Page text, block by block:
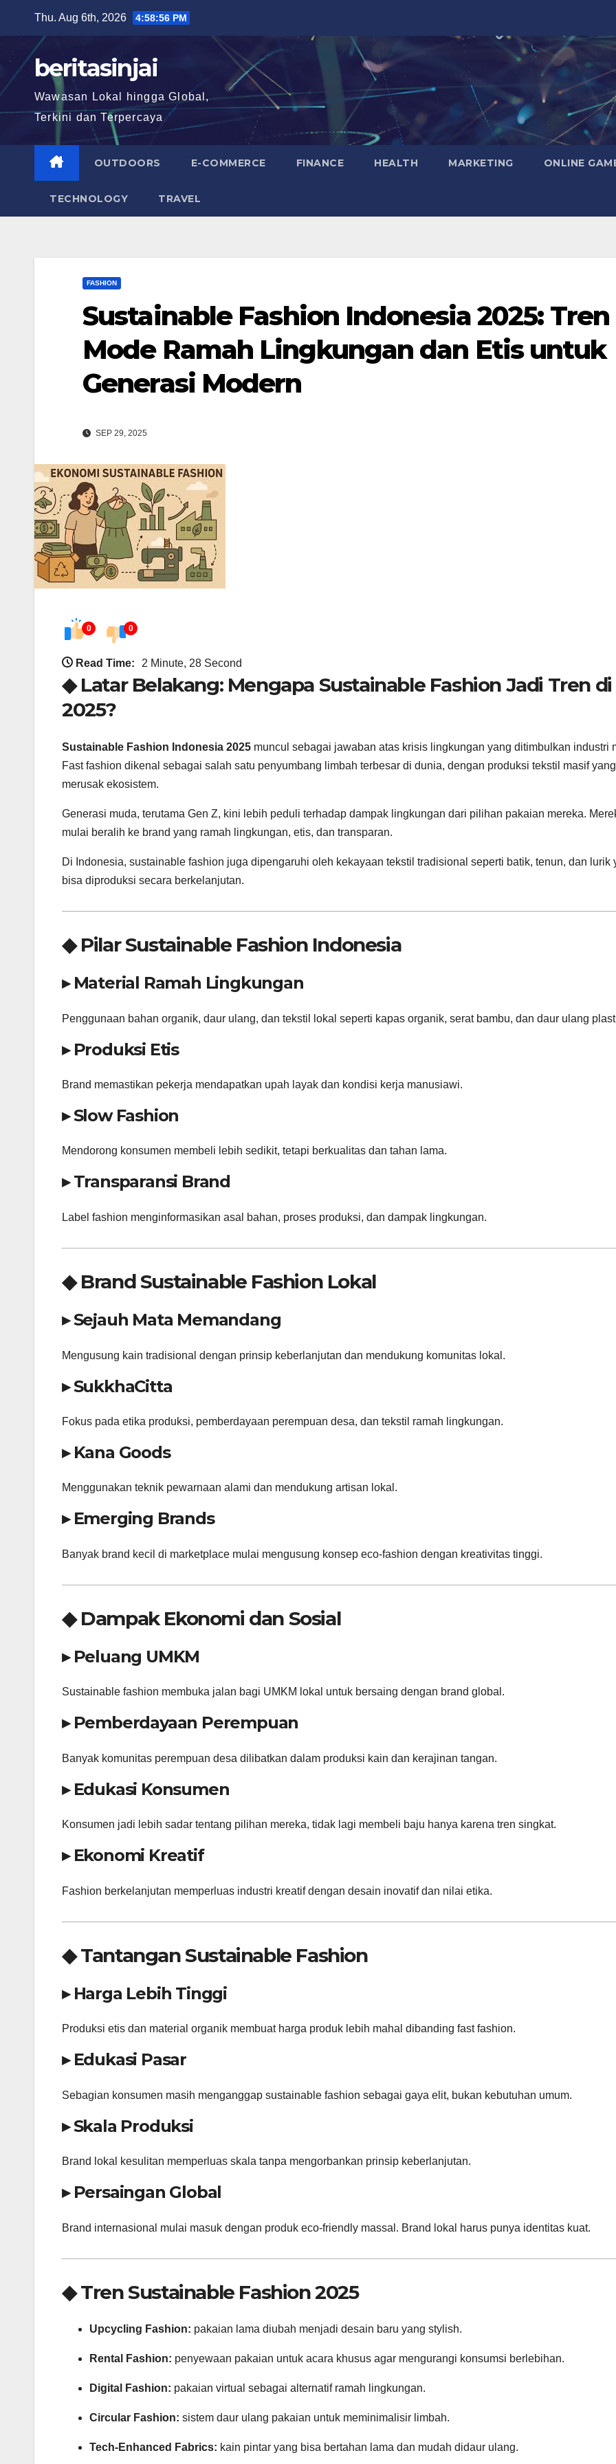
content
Thu. Aug 6th, 2026 4:58:57 PM
beritasinjai
Wawasan Lokal hingga Global,
Terkini dan Terpercaya
OUTDOORS E-COMMERCE FINANCE HEALTH MARKETING ONLINE
TECHNOLOGY TRAVEL
FASHION
Sustainable Fashion Indonesia 2025: Tren
Mode Ramah Lingkungan dan Etis untuk
Generasi Modern
SEP 29, 2025
0 0
Read Time: 2 Minute, 28 Second
◆ Latar Belakang: Mengapa Sustainable Fashion Jadi Tren di
2025?
Sustainable Fashion Indonesia 2025 muncul sebagai jawaban atas krisis lingkungan yang ditimbulkan industri
Fast fashion dikenal sebagai salah satu penyumbang limbah terbesar di dunia, dengan produksi tekstil masif yang
merusak ekosistem.
Generasi muda, terutama Gen Z, kini lebih peduli terhadap dampak lingkungan dari pilihan pakaian mereka.
mulai beralih ke brand yang ramah lingkungan, etis, dan transparan.
Di Indonesia, sustainable fashion juga dipengaruhi oleh kekayaan tekstil tradisional seperti batik, tenun, dan lurik
bisa diproduksi secara berkelanjutan.
◆ Pilar Sustainable Fashion Indonesia
▸ Material Ramah Lingkungan
Penggunaan bahan organik, daur ulang, dan tekstil lokal seperti kapas organik, serat bambu, dan daur ulang
▸ Produksi Etis
Brand memastikan pekerja mendapatkan upah layak dan kondisi kerja manusiawi.
▸ Slow Fashion
Mendorong konsumen membeli lebih sedikit, tetapi berkualitas dan tahan lama.
▸ Transparansi Brand
Label fashion menginformasikan asal bahan, proses produksi, dan dampak lingkungan.
◆ Brand Sustainable Fashion Lokal
▸ Sejauh Mata Memandang
Mengusung kain tradisional dengan prinsip keberlanjutan dan mendukung komunitas lokal.
▸ SukkhaCitta
Fokus pada etika produksi, pemberdayaan perempuan desa, dan tekstil ramah lingkungan.
▸ Kana Goods
Menggunakan teknik pewarnaan alami dan mendukung artisan lokal.
▸ Emerging Brands
Banyak brand kecil di marketplace mulai mengusung konsep eco-fashion dengan kreativitas tinggi.
◆ Dampak Ekonomi dan Sosial
▸ Peluang UMKM
Sustainable fashion membuka jalan bagi UMKM lokal untuk bersaing dengan brand global.
▸ Pemberdayaan Perempuan
Banyak komunitas perempuan desa dilibatkan dalam produksi kain dan kerajinan tangan.
▸ Edukasi Konsumen
Konsumen jadi lebih sadar tentang pilihan mereka, tidak lagi membeli baju hanya karena tren singkat.
▸ Ekonomi Kreatif
Fashion berkelanjutan memperluas industri kreatif dengan desain inovatif dan nilai etika.
◆ Tantangan Sustainable Fashion
▸ Harga Lebih Tinggi
Produksi etis dan material organik membuat harga produk lebih mahal dibanding fast fashion.
▸ Edukasi Pasar
Sebagian konsumen masih menganggap sustainable fashion sebagai gaya elit, bukan kebutuhan umum.
▸ Skala Produksi
Brand lokal kesulitan memperluas skala tanpa mengorbankan prinsip keberlanjutan.
▸ Persaingan Global
Brand internasional mulai masuk dengan produk eco-friendly massal. Brand lokal harus punya identitas kuat.
◆ Tren Sustainable Fashion 2025
Upcycling Fashion: pakaian lama diubah menjadi desain baru yang stylish.
Rental Fashion: penyewaan pakaian untuk acara khusus agar mengurangi konsumsi berlebihan.
Digital Fashion: pakaian virtual sebagai alternatif ramah lingkungan.
Circular Fashion: sistem daur ulang pakaian untuk meminimalisir limbah.
Tech-Enhanced Fabrics: kain pintar yang bisa bertahan lama dan mudah didaur ulang.